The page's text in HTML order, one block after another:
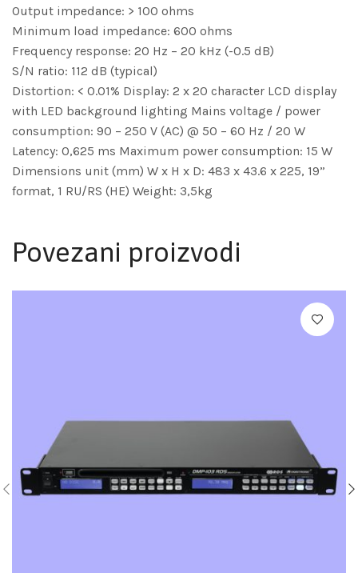
Output impedance: > 100 ohms
Minimum load impedance: 600 ohms
Frequency response: 20 Hz – 20 kHz (-0.5 dB)
S/N ratio: 112 dB (typical)
Distortion: < 0.01% Display: 2 x 20 character LCD display
with LED background lighting Mains voltage / power
consumption: 90 – 250 V (AC) @ 50 – 60 Hz / 20 W
Latency: 0,625 ms Maximum power consumption: 15 W
Dimensions unit (mm) W x H x D: 483 x 43.6 x 225, 19”
format, 1 RU/RS (HE) Weight: 3,5kg
Povezani proizvodi